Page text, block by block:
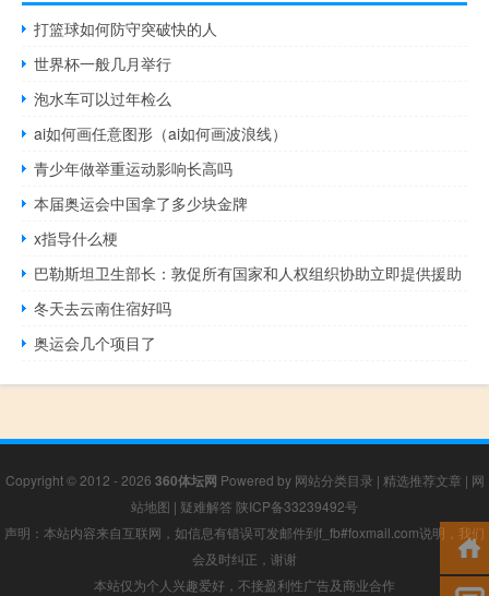
打篮球如何防守突破快的人
世界杯一般几月举行
泡水车可以过年检么
ai如何画任意图形（ai如何画波浪线）
青少年做举重运动影响长高吗
本届奥运会中国拿了多少块金牌
x指导什么梗
巴勒斯坦卫生部长：敦促所有国家和人权组织协助立即提供援助
冬天去云南住宿好吗
奥运会几个项目了
Copyright © 2012 - 2026 360体坛网 Powered by 网站分类目录 | 精选推荐文章 | 网
站地图 | 疑难解答 陕ICP备33239492号
声明：本站内容来自互联网，如信息有错误可发邮件到f_fb#foxmail.com说明，我们
会及时纠正，谢谢
本站仅为个人兴趣爱好，不接盈利性广告及商业合作